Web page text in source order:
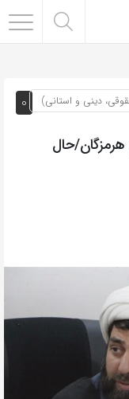
0 دینی و استانی)
هرمزگان/حال